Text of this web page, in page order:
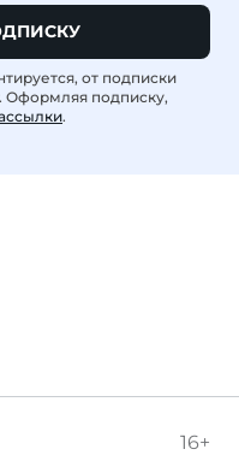
от подписки
Оформляя подписку,
.
16+